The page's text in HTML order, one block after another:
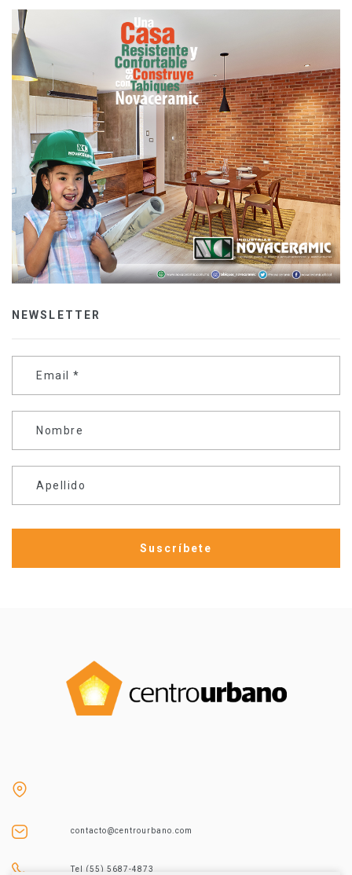
NEWSLETTER
Email *
Nombre
Apellido
contacto@centrourbano.com
Tel (55) 5687-4873